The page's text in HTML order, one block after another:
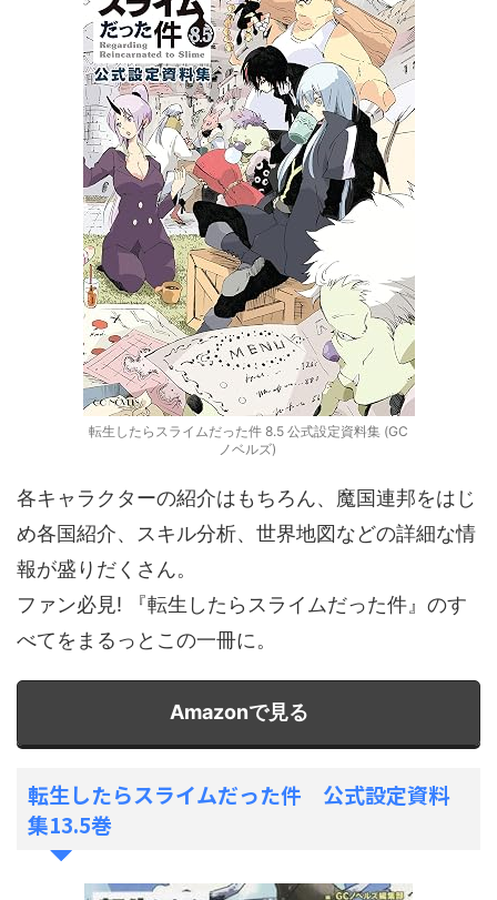
転生したらスライムだった件 8.5 公式設定資料集 (GC
ノベルズ)
各キャラクターの紹介はもちろん、魔国連邦をはじ
め各国紹介、スキル分析、世界地図などの詳細な情
報が盛りだくさん。
ファン必見! 『転生したらスライムだった件』のす
べてをまるっとこの一冊に。
Amazonで見る
転生したらスライムだった件 公式設定資料
集13.5巻